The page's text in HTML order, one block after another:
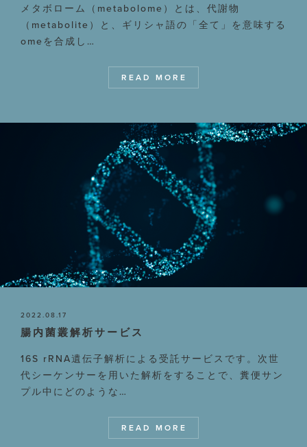
メタボローム（metabolome）とは、代謝物
（metabolite）と、ギリシャ語の「全て」を意味する
omeを合成し…
READ MORE
2022.08.17
腸内菌叢解析サービス
16S rRNA遺伝子解析による受託サービスです。次世
代シーケンサーを用いた解析をすることで、糞便サン
プル中にどのような…
READ MORE